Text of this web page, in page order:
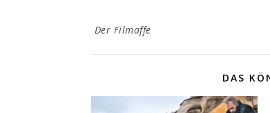
Der Filmaffe
DAS